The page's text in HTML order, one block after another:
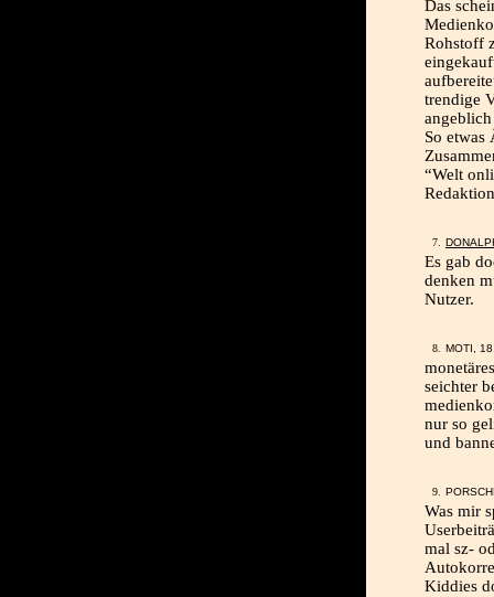
Das
Rohstoff
trendige
So etwas
“Welt
Es gab
denken
Nutzer.
MOTI,
seichter
nur so
und
Was mir
mal sz-
Kiddies